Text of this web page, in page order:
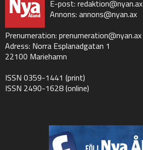
E-post: redaktion@nyan.ax
Annons: annons@nyan.ax
Prenumeration: prenumeration@nyan.ax
Adress: Norra Esplanadgatan 1
22100 Mariehamn
ISSN 0359-1441 (print)
ISSN 2490-1628 (online)